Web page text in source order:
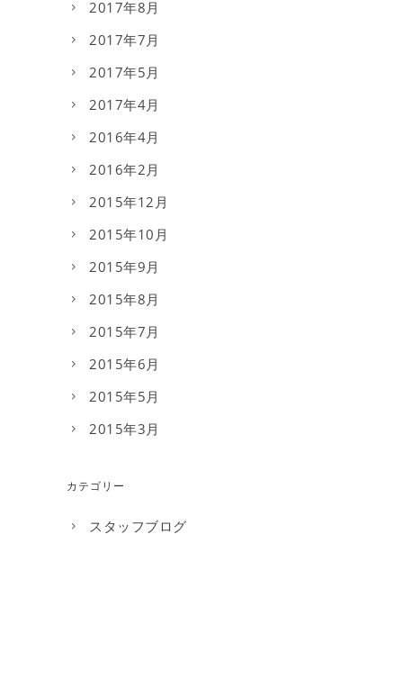
2017年8月
2017年7月
2017年5月
2017年4月
2016年4月
2016年2月
2015年12月
2015年10月
2015年9月
2015年8月
2015年7月
2015年6月
2015年5月
2015年3月
カテゴリー
スタッフブログ